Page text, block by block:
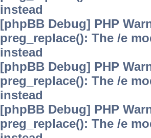
instead
[phpBB Debug] PHP
preg_replace(): The /e
instead
[phpBB Debug] PHP
preg_replace(): The /e
instead
[phpBB Debug] PHP
preg_replace(): The /e